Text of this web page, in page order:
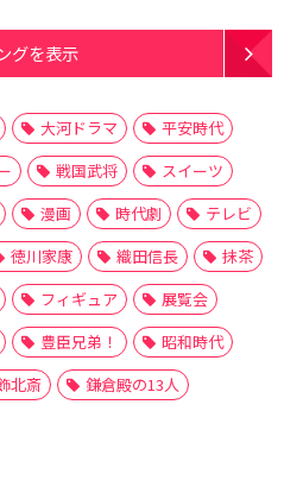
グを表示
大河ドラマ
平安時代
戦国武将
スイーツ
漫画 時代劇
テレビ
徳川家康 織田信長
抹茶
フィギュア
展覧会
豊臣兄弟！
昭和時代
北斎 鎌倉殿の13人